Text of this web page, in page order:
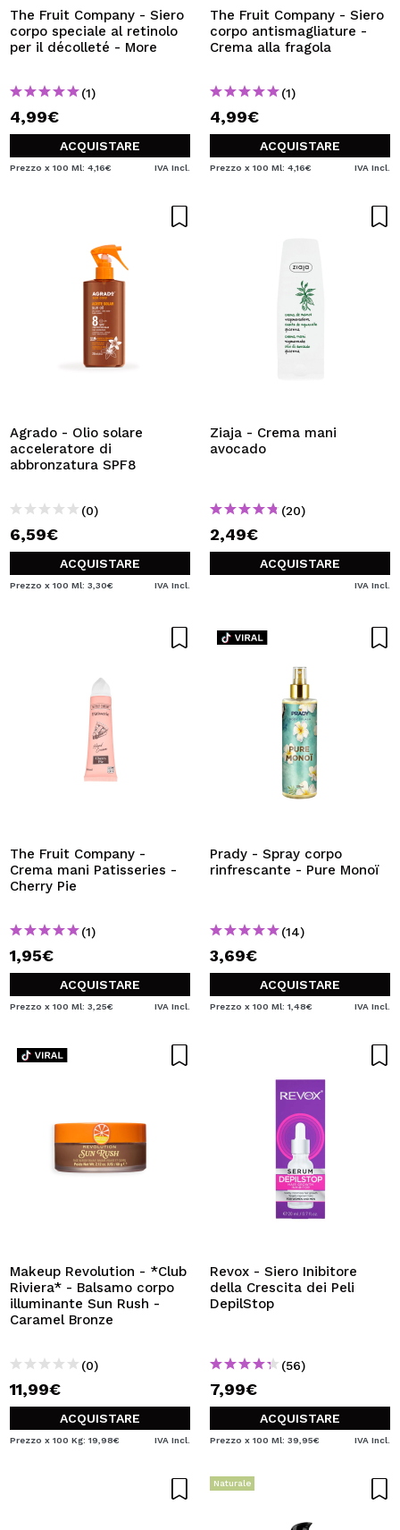
The Fruit Company - Siero
corpo speciale al retinolo
per il décolleté - More
(1)
4,99€
ACQUISTARE
Prezzo x 100 Ml: 4,16€ IVA Incl.
The Fruit Company - Siero
corpo antismagliature -
Crema alla fragola
(1)
4,99€
ACQUISTARE
Prezzo x 100 Ml: 4,16€ IVA Incl.
Agrado - Olio solare
acceleratore di
abbronzatura SPF8
(0)
6,59€
ACQUISTARE
Prezzo x 100 Ml: 3,30€ IVA Incl.
Ziaja - Crema mani
avocado
(20)
2,49€
ACQUISTARE
IVA Incl.
The Fruit Company -
Crema mani Patisseries -
Cherry Pie
(1)
1,95€
ACQUISTARE
Prezzo x 100 Ml: 3,25€ IVA Incl.
Prady - Spray corpo
rinfrescante - Pure Monoï
(14)
3,69€
ACQUISTARE
Prezzo x 100 Ml: 1,48€ IVA Incl.
Makeup Revolution - *Club
Riviera* - Balsamo corpo
illuminante Sun Rush -
Caramel Bronze
(0)
11,99€
ACQUISTARE
Prezzo x 100 Kg: 19,98€ IVA Incl.
Revox - Siero Inibitore
della Crescita dei Peli
DepilStop
(56)
7,99€
ACQUISTARE
Prezzo x 100 Ml: 39,95€ IVA Incl.
Naturale